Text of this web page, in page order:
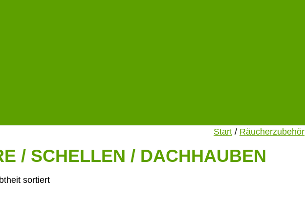
Start / Räucherzubehör
/ SCHELLEN / DACHHAUBEN
sortiert